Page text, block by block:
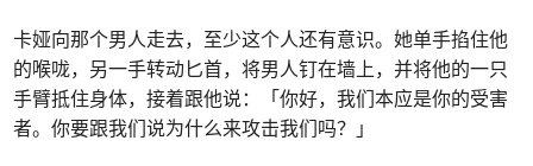
卡娅向那个男人走去，至少这个人还有意识。她单手掐住他
的喉咙，另一手转动匕首，将男人钉在墙上，并将他的一只
手臂抵住身体，接着跟他说：「你好，我们本应是你的受害
者。你要跟我们说为什么来攻击我们吗？」